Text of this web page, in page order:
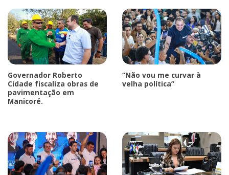
Governador Roberto
Cidade fiscaliza obras de
pavimentação em
Manicoré.
“Não vou me curvar à
velha política”